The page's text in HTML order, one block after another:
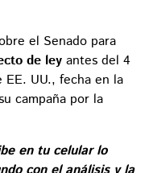
el Senado para
de ley antes del 4
UU., fecha en la
campaña por la
en tu celular lo